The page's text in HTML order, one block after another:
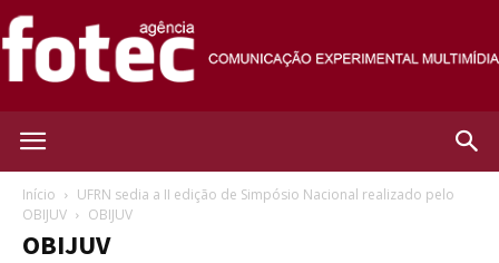
Início
UFRN sedia a II edição de Simpósio Nacional realizado pelo
OBIJUV
OBIJUV
OBIJUV